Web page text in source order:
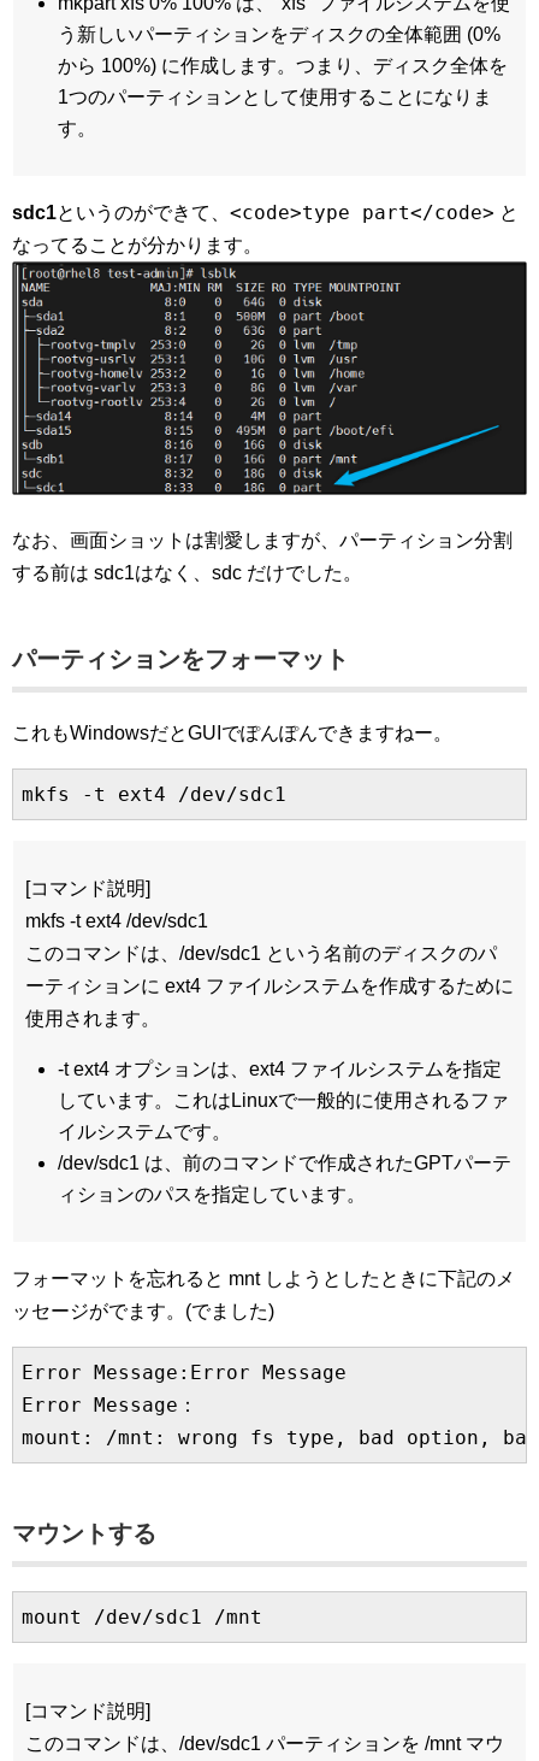
う新しいパーティションをディスクの全体範囲 (0%
から 100%) に作成します。つまり、ディスク全体を
1つのパーティションとして使用することになりま
す。
sdc1というのができて、 <code>type part</code> と
なってることが分かります。
なお、画面ショットは割愛しますが、パーティション分割
する前は sdc1はなく、sdc だけでした。
パーティションをフォーマット
これもWindowsだとGUIでぽんぽんできますねー。
mkfs -t ext4 /dev/sdc1
[コマンド説明]
mkfs -t ext4 /dev/sdc1
このコマンドは、/dev/sdc1 という名前のディスクのパ
ーティションに ext4 ファイルシステムを作成するために
使用されます。
-t ext4 オプションは、ext4 ファイルシステムを指定
しています。これはLinuxで一般的に使用されるファ
イルシステムです。
/dev/sdc1 は、前のコマンドで作成されたGPTパーテ
ィションのパスを指定しています。
フォーマットを忘れると mnt しようとしたときに下記のメ
ッセージがでます。(でました)
Error Message:Error Message
Error Message：
mount: /mnt: wrong fs type, bad option,
マウントする
mount /dev/sdc1 /mnt
[コマンド説明]
このコマンドは、/dev/sdc1 パーティションを /mnt マウ